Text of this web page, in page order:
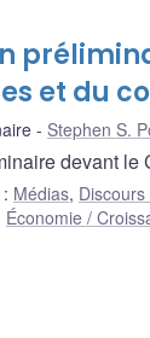
et du
Stephen S.
devant le
: Médias,
Économie /